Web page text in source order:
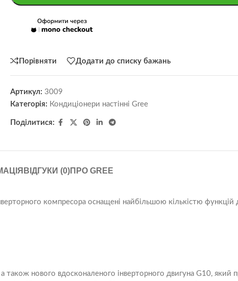
Порівняти Додати до списку бажань
Артикул: 3009
Категорія: Кондиціонери настінні Gree
Поділитися:
ВІДГУКИ (0)ПРО GREE
компресора оснащені найбільшою кількістю функцій
також нового вдосконаленого інверторного двигуна G10, який